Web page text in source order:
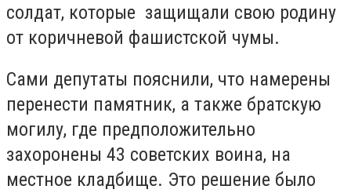
солдат, которые защищали свою родину
от коричневой фашистской чумы.
Сами депутаты пояснили, что намерены
перенести памятник, а также братскую
могилу, где предположительно
захоронены 43 советских воина, на
местное кладбище. Это решение было